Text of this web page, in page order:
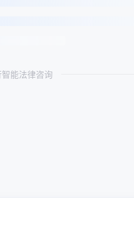
能法律咨询